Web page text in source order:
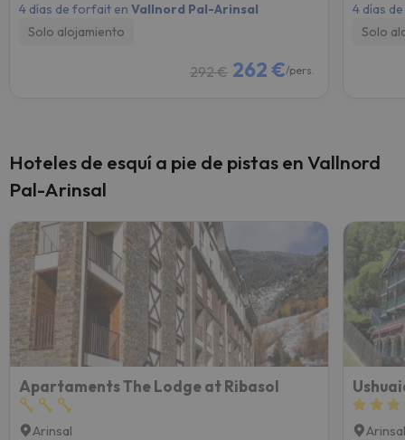
4 días de forfait en Vallnord Pal-Arinsal
Solo alojamiento
292 € 262 €/pers.
4 días
Solo
Hoteles de esquí a pie de pistas en Vallnord
Pal-Arinsal
Apartaments The Lodge at Ribasol
Arinsal